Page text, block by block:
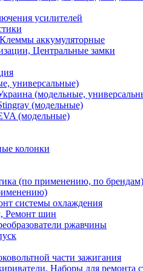
усилителей
аккумуляторные
Центральные замки
универсальные)
(модельные,
(модельные)
(модельные)
колонки
(по применению, по брендам)
системы охлаждения
Ремонт шин
ржавчины
части зажигания
Наборы для ремонта